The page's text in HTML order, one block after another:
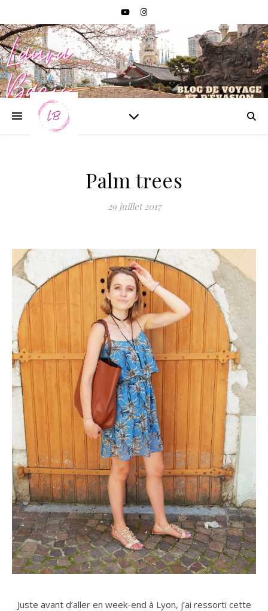
Palm trees
29 juillet 2017
Juste avant d’aller en week-end à Lyon, j’ai ressorti cette